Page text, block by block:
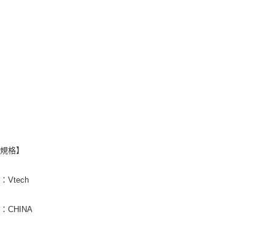
格】
Vtech
CHINA